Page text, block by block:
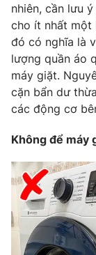
Photo
Video
VTV Money
VTV Sức khoẻ
Thị trường
VTV4
nhiên, cần lưu
cho ít nhất một
đó có nghĩa là
lượng quần áo
máy giặt.
cặn bẩn dư
các động cơ
Không để máy